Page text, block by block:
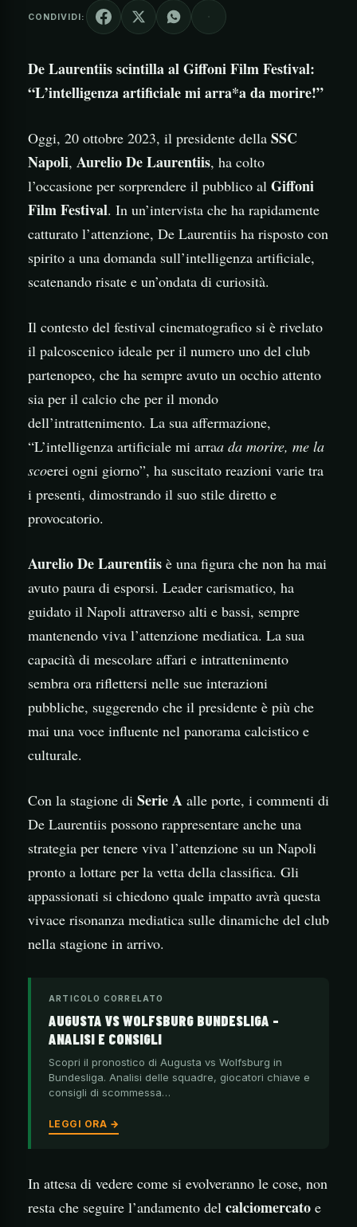
CONDIVIDI:
De Laurentiis scintilla al Giffoni Film Festival:
“L’intelligenza artificiale mi arra*a da morire!”
Oggi, 20 ottobre 2023, il presidente della SSC
Napoli, Aurelio De Laurentiis, ha colto
l’occasione per sorprendere il pubblico al Giffoni
Film Festival. In un’intervista che ha rapidamente
catturato l’attenzione, De Laurentiis ha risposto con
spirito a una domanda sull’intelligenza artificiale,
scatenando risate e un’ondata di curiosità.
Il contesto del festival cinematografico si è rivelato
il palcoscenico ideale per il numero uno del club
partenopeo, che ha sempre avuto un occhio attento
sia per il calcio che per il mondo
dell’intrattenimento. La sua affermazione,
“L’intelligenza artificiale mi arraa da morire, me la
scoerei ogni giorno”, ha suscitato reazioni varie tra
i presenti, dimostrando il suo stile diretto e
provocatorio.
Aurelio De Laurentiis è una figura che non ha mai
avuto paura di esporsi. Leader carismatico, ha
guidato il Napoli attraverso alti e bassi, sempre
mantenendo viva l’attenzione mediatica. La sua
capacità di mescolare affari e intrattenimento
sembra ora riflettersi nelle sue interazioni
pubbliche, suggerendo che il presidente è più che
mai una voce influente nel panorama calcistico e
culturale.
Con la stagione di Serie A alle porte, i commenti di
De Laurentiis possono rappresentare anche una
strategia per tenere viva l’attenzione su un Napoli
pronto a lottare per la vetta della classifica. Gli
appassionati si chiedono quale impatto avrà questa
vivace risonanza mediatica sulle dinamiche del club
nella stagione in arrivo.
ARTICOLO CORRELATO
AUGUSTA VS WOLFSBURG BUNDESLIGA –
ANALISI E CONSIGLI
Scopri il pronostico di Augusta vs Wolfsburg in
Bundesliga. Analisi delle squadre, giocatori chiave e
consigli di scommessa…
LEGGI ORA →
In attesa di vedere come si evolveranno le cose, non
resta che seguire l’andamento del calciomercato e